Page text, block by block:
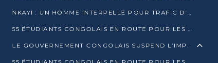
NKAYI : UN HOMME INTERPELLÉ POUR TRAFIC D’UN BÉBÉ CHIMPANZÉ
55 ÉTUDIANTS CONGOLAIS EN ROUTE POUR LES UNIVERSITÉS ALGÉRIENNES
LE GOUVERNEMENT CONGOLAIS SUSPEND L’IMPORTATION DES MACHETTES ET DES MOTOS